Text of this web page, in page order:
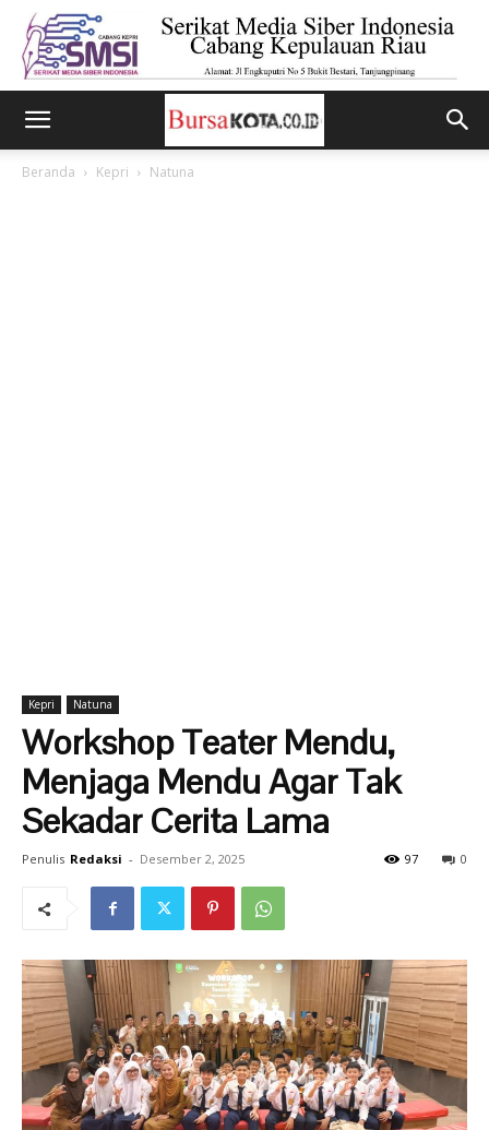
Beranda Kepri Natuna
Kepri Natuna
Workshop Teater Mendu,
Menjaga Mendu Agar Tak
Sekadar Cerita Lama
Penulis Redaksi - Desember 2, 2025 0
97